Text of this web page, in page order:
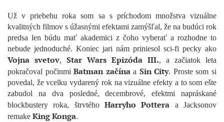
Už v priebehu roka som sa s príchodom množstva vizuálne
kvalitných filmov s úžasnými efektami zamýšľal, že na budúci rok
predsa len búdu mať akademici z čoho vyberať a rozhodne to
nebude jednoduché. Koniec jari nám priniesol sci-fi pecky ako
Vojna svetov, Star Wars Epizóda III., a začiatok leta
pokračoval počinmiBatman začínaa Sin City. Proste som si
povedal, že vcelku vydarený rok na vizuálne efekty a to som ešte
zabudol na dva posledné, decembrové, efektmi napráskané
blockbustery roka, štrvtého Harryho Pottera a Jacksonov
remake King Konga.